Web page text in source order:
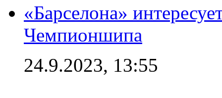
«Барселона»
Чемпионшипа
24.9.2023, 13:55